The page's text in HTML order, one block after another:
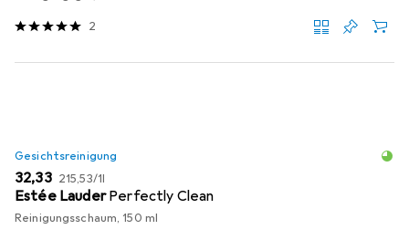
2
Gesichtsreinigung
EUR
32,33 EUR
215,53/1l
Estée Lauder Perfectly Clean
Reinigungsschaum, 150 ml